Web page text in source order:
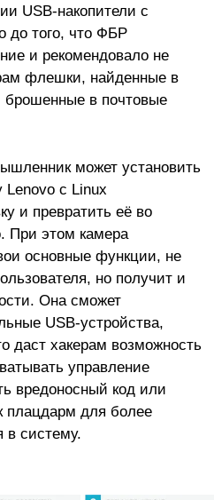
USB-накопители с
того, что ФБР
и рекомендовало не
флешки, найденные в
брошенные в почтовые
может установить
с Linux
и превратить её во
При этом камера
основные функции, не
но получит и
Она сможет
USB-устройства,
даст хакерам возможность
управление
вредоносный код или
плацдарм для более
в систему.